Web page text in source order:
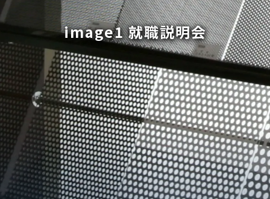
image1 就職説明会